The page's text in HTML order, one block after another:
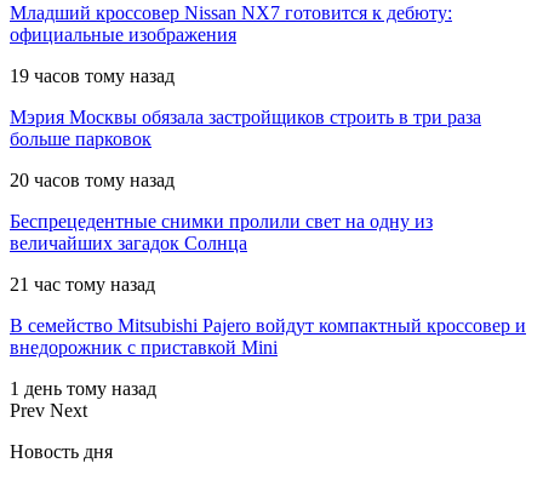
Младший кроссовер Nissan NX7 готовится к дебюту:
официальные изображения
19 часов тому назад
Мэрия Москвы обязала застройщиков строить в три раза
больше парковок
20 часов тому назад
Беспрецедентные снимки пролили свет на одну из
величайших загадок Солнца
21 час тому назад
В семейство Mitsubishi Pajero войдут компактный кроссовер и
внедорожник с приставкой Mini
1 день тому назад
Prev Next
Новость дня